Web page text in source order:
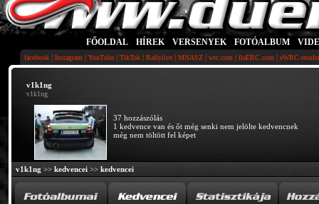
FŐOLDAL HÍREK VERSENYEK FOTÓALBUM
facebook | Instagram | YouTube | TikTok | Rallylive | MNASZ | wrc.com | fiaERC.com | eWRC-
v1k1ng
v1k1ng
37 hozzászólás
1 kedvence van és őt még senki nem jelölte kedvencnek
még nem töltött fel képet
v1k1ng >> kedvencei >> kedvencei